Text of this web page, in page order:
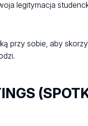
legitymacja
przy sobie, aby